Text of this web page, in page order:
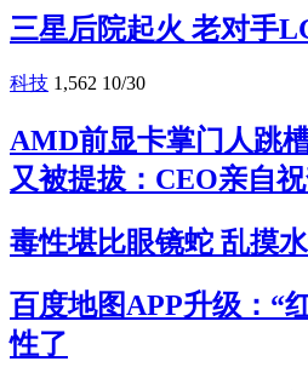
三星后院起火 老对手
科技 1,562 10/30
AMD前显卡掌门人跳
又被提拔：CEO亲自
毒性堪比眼镜蛇 乱摸
百度地图APP升级：“
性了